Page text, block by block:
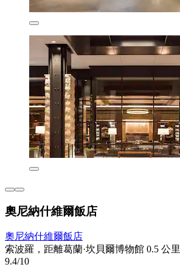
奧尼納什維爾飯店
奧尼納什維爾飯店
索波羅，距離葛蘭·坎貝爾博物館 0.5 公里
9.4/10